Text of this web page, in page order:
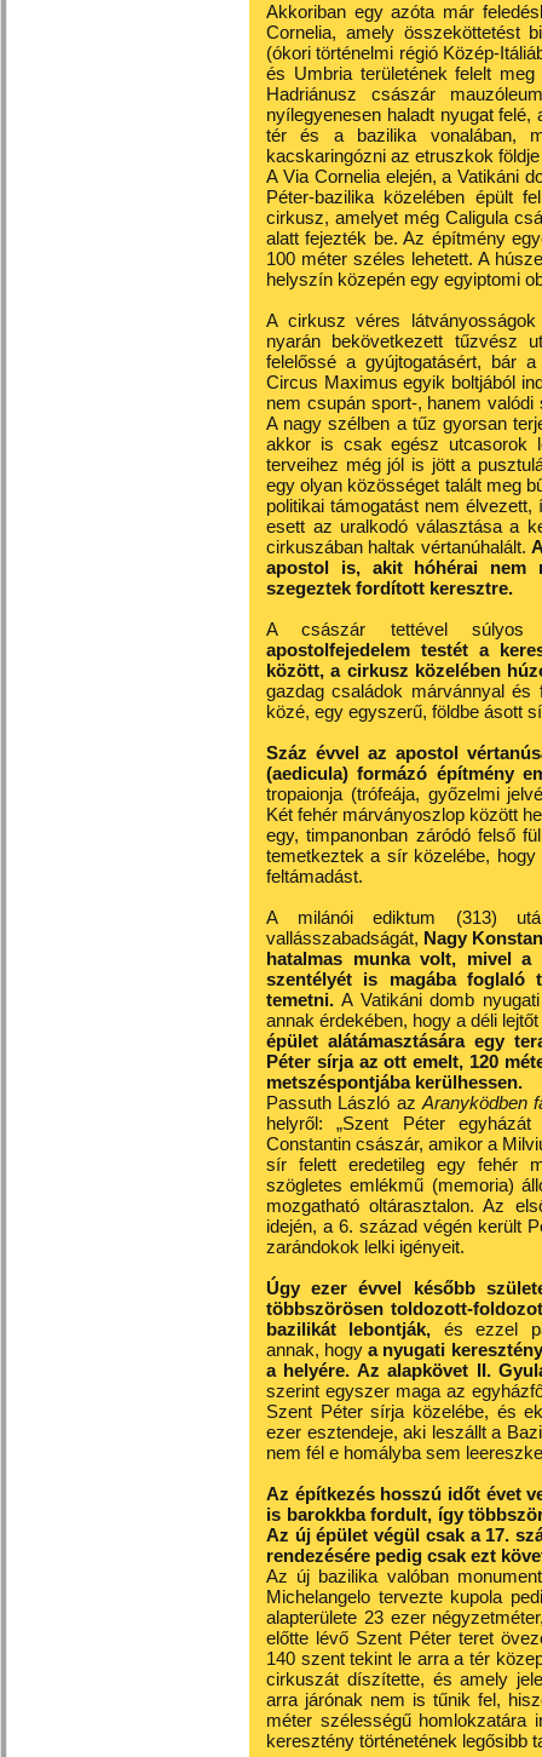
Akkoriban egy azóta már
Cornelia, amely összeköttetést
(ókori történelmi régió Közép-
és Umbria területének felelt meg
Hadriánusz császár
nyílegyenesen haladt nyugat
tér és a bazilika vonalában,
kacskaringózni az etruszkok
A Via Cornelia elején, a Vatikáni
Péter-bazilika közelében épült
cirkusz, amelyet még Caligula
alatt fejezték be. Az építmény
100 méter széles lehetett. A
helyszín közepén egy egyiptomi
A cirkusz véres
nyarán bekövetkezett tűzvész
felelőssé a gyújtogatásért, bár
Circus Maximus egyik boltjából
nem csupán sport-, hanem
A nagy szélben a tűz gyorsan
akkor is csak egész utcasorok
terveihez még jól is jött a
egy olyan közösséget talált meg
politikai támogatást nem
esett az uralkodó választása a
cirkuszában haltak vértanúhalált.
apostol is, akit hóhérai nem
szegeztek fordított keresztre.
A császár tettével súlyos
apostolfejedelem testét a
között, a cirkusz közelében
gazdag családok márvánnyal
közé, egy egyszerű, földbe ásott
Száz évvel az apostol
(aedicula) formázó építmény
tropaionja (trófeája, győzelmi
Két fehér márványoszlop között
egy, timpanonban záródó felső
temetkeztek a sír közelébe,
feltámadást.
A milánói ediktum (313)
vallásszabadságát, Nagy
hatalmas munka volt, mivel
szentélyét is magába foglaló
temetni. A Vatikáni domb
annak érdekében, hogy a déli
épület alátámasztására egy
Péter sírja az ott emelt, 120
metszéspontjába kerülhessen.
Passuth László azAranyködben
helyről: „Szent Péter
Constantin császár, amikor a
sír felett eredetileg egy fehér
szögletes emlékmű (memoria)
mozgatható oltárasztalon. Az
idején, a 6. század végén került
zarándokok lelki igényeit.
Úgy ezer évvel később
többszörösen toldozott-
bazilikát lebontják, és ezzel
annak, hogya nyugati
a helyére. Az alapkövet II.
szerint egyszer maga az
Szent Péter sírja közelébe, és
ezer esztendeje, aki leszállt a
nem fél e homályba sem
Az építkezés hosszú időt évet
is barokkba fordult, így
Az új épület végül csak a 17.
rendezésére pedig csak ezt
Az új bazilika valóban
Michelangelo tervezte kupola
alapterülete 23 ezer
előtte lévő Szent Péter teret
140 szent tekint le arra a tér
cirkuszát díszítette, és amely
arra járónak nem is tűnik fel,
méter szélességű homlokzatára
keresztény történetének legősibb